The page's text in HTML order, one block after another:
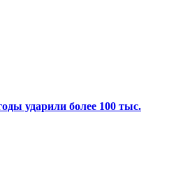
ударили более 100 тыс.